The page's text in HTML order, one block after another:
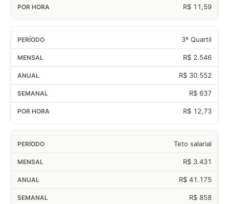
R$ 11,59
3º Quartil
R$ 2.546
R$ 30.552
R$ 637
R$ 12,73
Teto salarial
R$ 3.431
R$ 41.175
R$ 858